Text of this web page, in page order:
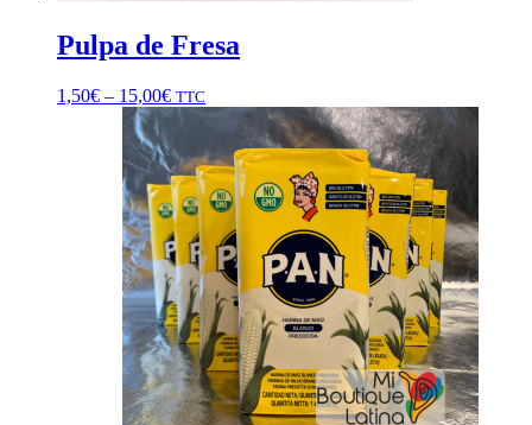
Pulpa de Fresa
1,50€ – 15,00€ TTC